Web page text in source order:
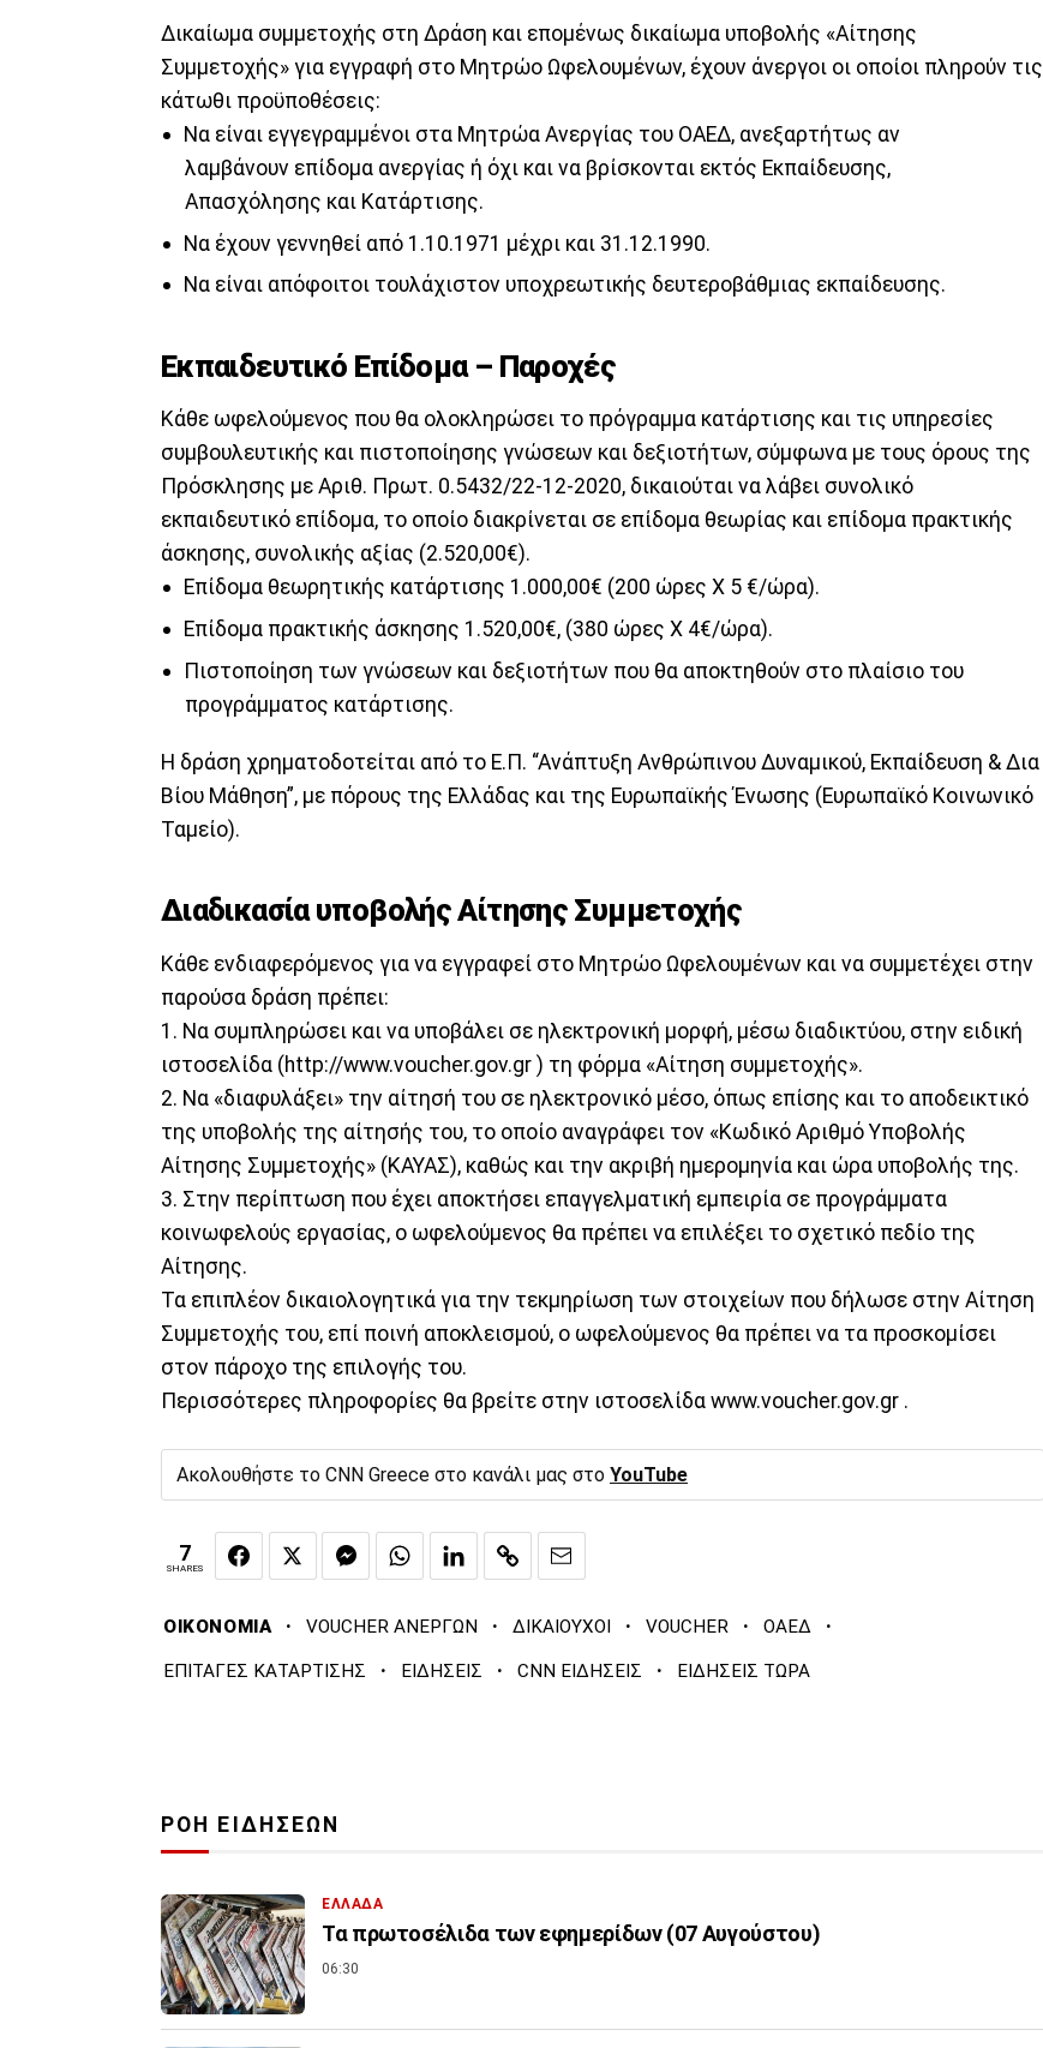
Δικαίωμα συμμετοχής στη Δράση και επομένως δικαίωμα υποβολής «Αίτησης
Συμμετοχής» για εγγραφή στο Μητρώο Ωφελουμένων, έχουν άνεργοι οι οποίοι πληρούν τις
κάτωθι προϋποθέσεις:
Να είναι εγγεγραμμένοι στα Μητρώα Ανεργίας του ΟΑΕΔ, ανεξαρτήτως αν
λαμβάνουν επίδομα ανεργίας ή όχι και να βρίσκονται εκτός Εκπαίδευσης,
Απασχόλησης και Κατάρτισης.
Να έχουν γεννηθεί από 1.10.1971 μέχρι και 31.12.1990.
Να είναι απόφοιτοι τουλάχιστον υποχρεωτικής δευτεροβάθμιας εκπαίδευσης.
Εκπαιδευτικό Επίδομα – Παροχές
Κάθε ωφελούμενος που θα ολοκληρώσει το πρόγραμμα κατάρτισης και τις υπηρεσίες
συμβουλευτικής και πιστοποίησης γνώσεων και δεξιοτήτων, σύμφωνα με τους όρους της
Πρόσκλησης με Αριθ. Πρωτ. 0.5432/22-12-2020, δικαιούται να λάβει συνολικό
εκπαιδευτικό επίδομα, το οποίο διακρίνεται σε επίδομα θεωρίας και επίδομα πρακτικής
άσκησης, συνολικής αξίας (2.520,00€).
Επίδομα θεωρητικής κατάρτισης 1.000,00€ (200 ώρες X 5 €/ώρα).
Επίδομα πρακτικής άσκησης 1.520,00€, (380 ώρες X 4€/ώρα).
Πιστοποίηση των γνώσεων και δεξιοτήτων που θα αποκτηθούν στο πλαίσιο του
προγράμματος κατάρτισης.
Η δράση χρηματοδοτείται από το Ε.Π. “Ανάπτυξη Ανθρώπινου Δυναμικού, Εκπαίδευση & Δια
Βίου Μάθηση”, με πόρους της Ελλάδας και της Ευρωπαϊκής Ένωσης (Ευρωπαϊκό Κοινωνικό
Ταμείο).
Διαδικασία υποβολής Αίτησης Συμμετοχής
Κάθε ενδιαφερόμενος για να εγγραφεί στο Μητρώο Ωφελουμένων και να συμμετέχει στην
παρούσα δράση πρέπει:
1. Να συμπληρώσει και να υποβάλει σε ηλεκτρονική μορφή, μέσω διαδικτύου, στην ειδική
ιστοσελίδα (http://www.voucher.gov.gr ) τη φόρμα «Αίτηση συμμετοχής».
2. Να «διαφυλάξει» την αίτησή του σε ηλεκτρονικό μέσο, όπως επίσης και το αποδεικτικό
της υποβολής της αίτησής του, το οποίο αναγράφει τον «Κωδικό Αριθμό Υποβολής
Αίτησης Συμμετοχής» (ΚΑΥΑΣ), καθώς και την ακριβή ημερομηνία και ώρα υποβολής της.
3. Στην περίπτωση που έχει αποκτήσει επαγγελματική εμπειρία σε προγράμματα
κοινωφελούς εργασίας, ο ωφελούμενος θα πρέπει να επιλέξει το σχετικό πεδίο της
Αίτησης.
Τα επιπλέον δικαιολογητικά για την τεκμηρίωση των στοιχείων που δήλωσε στην Αίτηση
Συμμετοχής του, επί ποινή αποκλεισμού, ο ωφελούμενος θα πρέπει να τα προσκομίσει
στον πάροχο της επιλογής του.
Περισσότερες πληροφορίες θα βρείτε στην ιστοσελίδα www.voucher.gov.gr .
Ακολουθήστε το CNN Greece στο κανάλι μας στο YouTube
7
SHARES
ΟΙΚΟΝΟΜΙΑ · VOUCHER ΑΝΕΡΓΩΝ · ΔΙΚΑΙΟΥΧΟΙ · VOUCHER · ΟΑΕΔ ·
ΕΠΙΤΑΓΕΣ ΚΑΤΑΡΤΙΣΗΣ · ΕΙΔΗΣΕΙΣ · CNN ΕΙΔΗΣΕΙΣ · ΕΙΔΗΣΕΙΣ ΤΩΡΑ
ΡΟΗ ΕΙΔΗΣΕΩΝ
ΕΛΛΑΔΑ
Τα πρωτοσέλιδα των εφημερίδων (07 Αυγούστου)
06:30